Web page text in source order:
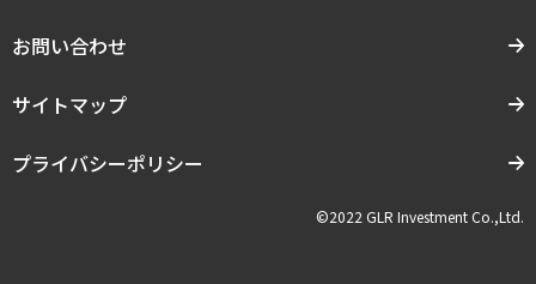
お問い合わせ
サイトマップ
プライバシーポリシー
©2022 GLR Investment Co.,Ltd.